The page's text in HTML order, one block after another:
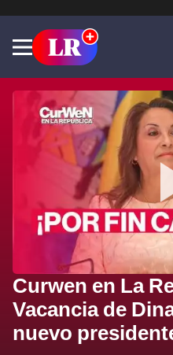
Curwen en La
Vacancia de
nuevo